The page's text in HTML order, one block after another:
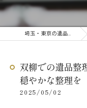
埼玉・東京の遺品整理なら仁友堂
双柳での遺品整
穏やかな整理を
2025/05/02